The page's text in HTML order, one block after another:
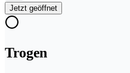
Jetzt geöffnet
Trogen